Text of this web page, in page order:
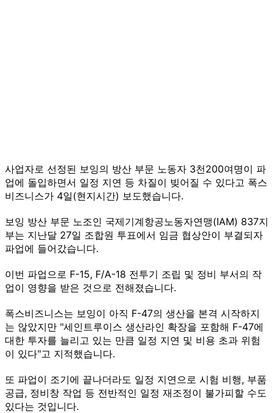
사업자로 선정된 보잉의 방산 부문 노동자 3천200여명이 파
업에 돌입하면서 일정 지연 등 차질이 빚어질 수 있다고 폭스
비즈니스가 4일(현지시간) 보도했습니다.
보잉 방산 부문 노조인 국제기계항공노동자연맹(IAM) 837지
부는 지난달 27일 조합원 투표에서 임금 협상안이 부결되자
파업에 들어갔습니다.
이번 파업으로 F-15, F/A-18 전투기 조립 및 정비 부서의 작
업이 영향을 받은 것으로 전해졌습니다.
폭스비즈니스는 보잉이 아직 F-47의 생산을 본격 시작하지
는 않았지만 "세인트루이스 생산라인 확장을 포함해 F-47에
대한 투자를 늘리고 있는 만큼 일정 지연 및 비용 초과 위험
이 있다"고 지적했습니다.
또 파업이 조기에 끝나더라도 일정 지연으로 시험 비행, 부품
공급, 정비창 작업 등 전반적인 일정 재조정이 불가피할 수도
있다는 것입니다.